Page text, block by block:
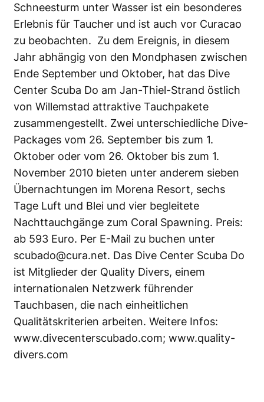
Schneesturm unter Wasser ist ein besonderes
Erlebnis für Taucher und ist auch vor Curacao
zu beobachten. Zu dem Ereignis, in diesem
Jahr abhängig von den Mondphasen zwischen
Ende September und Oktober, hat das Dive
Center Scuba Do am Jan-Thiel-Strand östlich
von Willemstad attraktive Tauchpakete
zusammengestellt. Zwei unterschiedliche Dive-
Packages vom 26. September bis zum 1.
Oktober oder vom 26. Oktober bis zum 1.
November 2010 bieten unter anderem sieben
Übernachtungen im Morena Resort, sechs
Tage Luft und Blei und vier begleitete
Nachttauchgänge zum Coral Spawning. Preis:
ab 593 Euro. Per E-Mail zu buchen unter
scubado@cura.net. Das Dive Center Scuba Do
ist Mitglieder der Quality Divers, einem
internationalen Netzwerk führender
Tauchbasen, die nach einheitlichen
Qualitätskriterien arbeiten. Weitere Infos:
www.divecenterscubado.com; www.quality-
divers.com